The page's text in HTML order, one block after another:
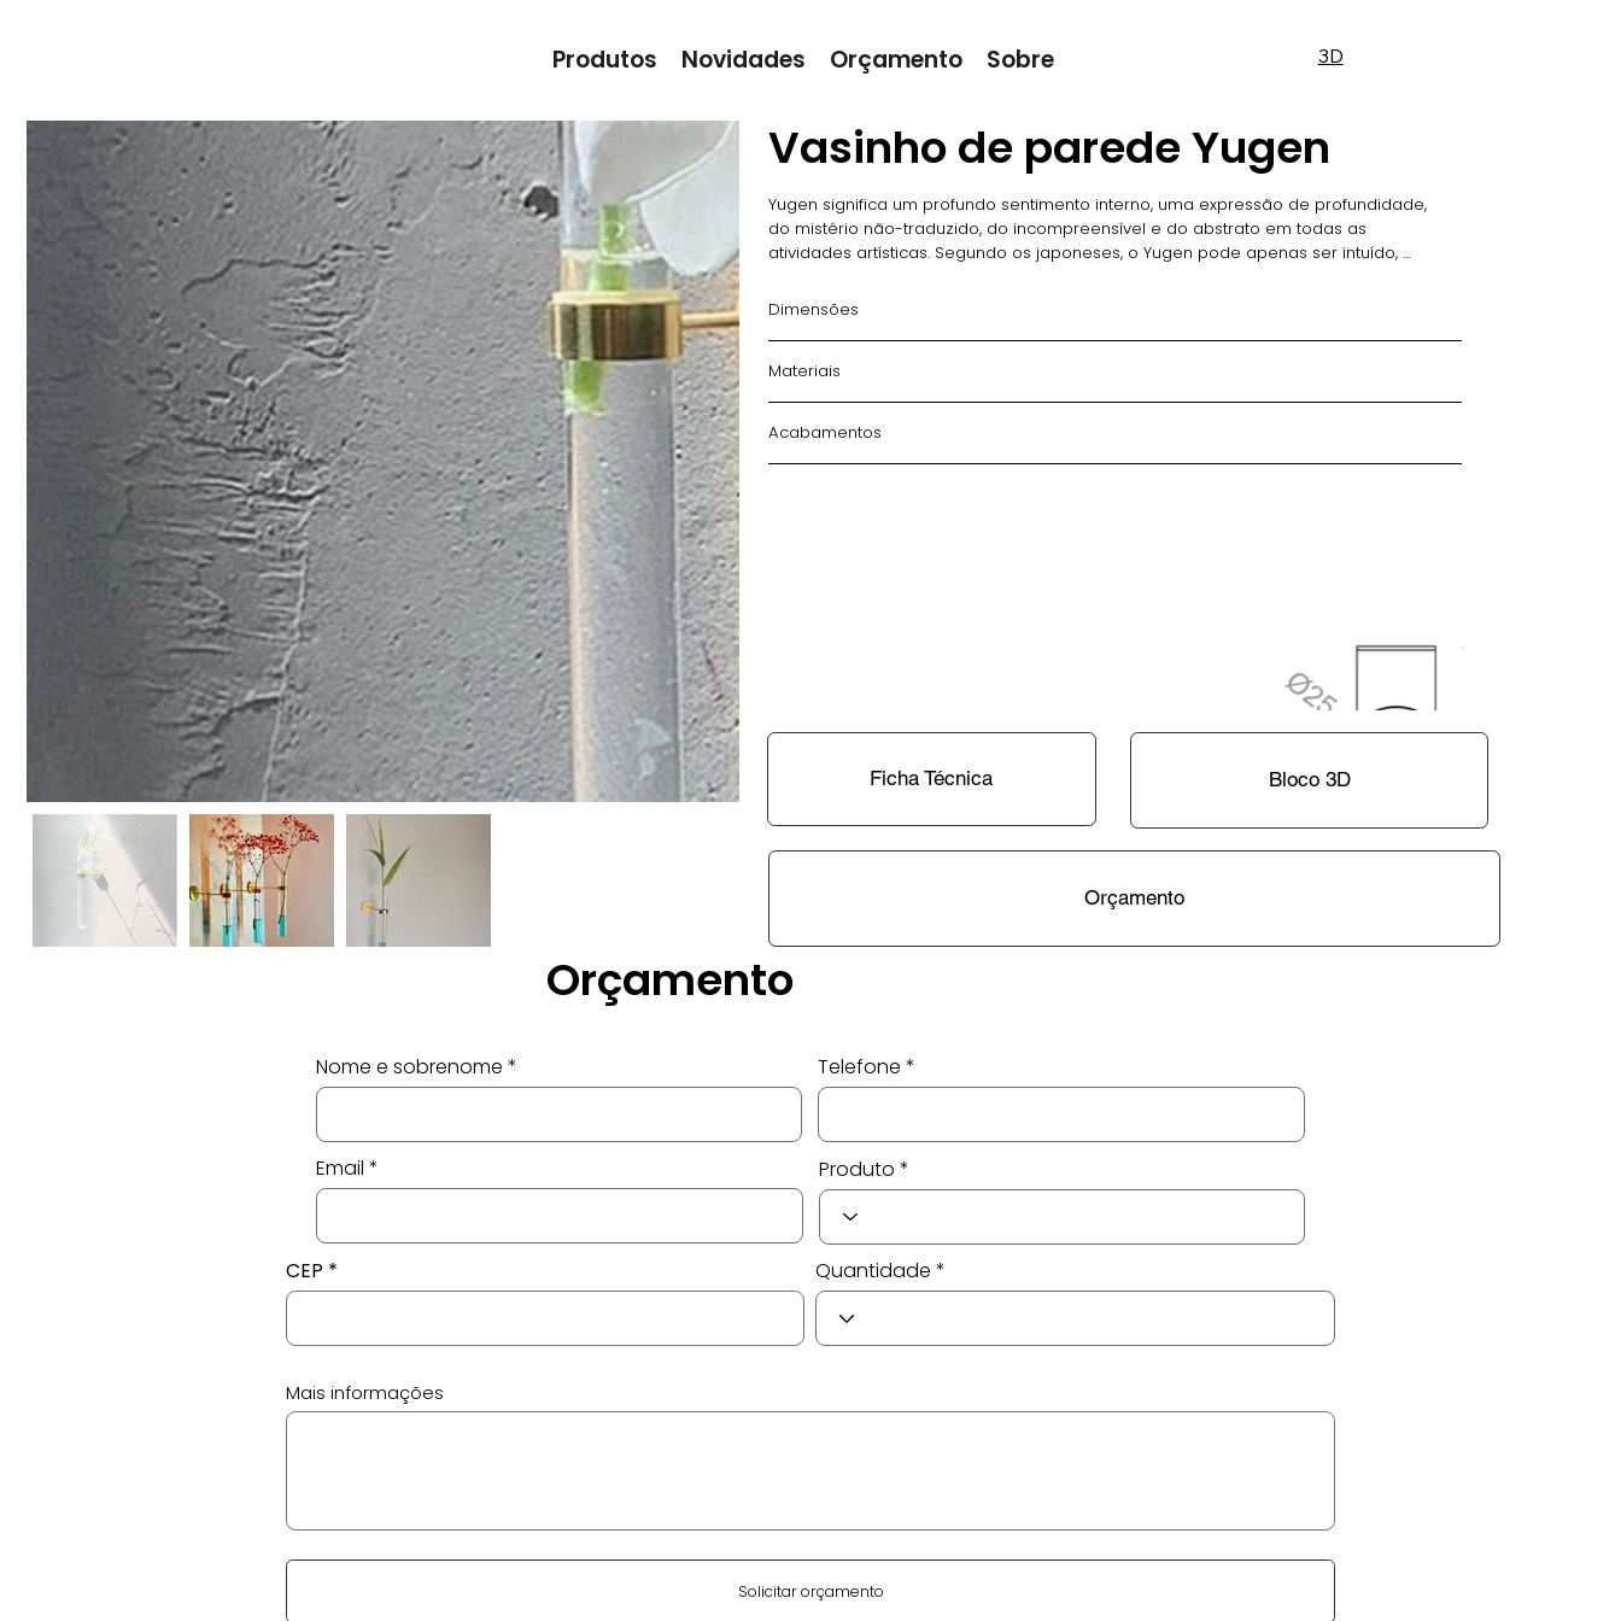
Produtos Novidades Orçamento Sobre 3D
Orçamento
Nome e sobrenome Telefone
Email Produto
CEP Quantidade
Mais informações
Solicitar orçamento
Vasinho de parede Yugen
Yugen significa um profundo sentimento interno, uma expressão de profundidade,
do mistério não-traduzido, do incompreensível e do abstrato em todas as
atividades artísticas. Segundo os japoneses, o Yugen pode apenas ser intuído,
O vasinho de parede Yugen chega pronto para instalar, com uma fita dupla-face
ensaio de vidro, tem inspiração na joalheria e sua delicadeza e simplicidade são
seu maior destaque.
Dimensões
Materiais
Acabamentos
Ficha Técnica Bloco 3D
Orçamento